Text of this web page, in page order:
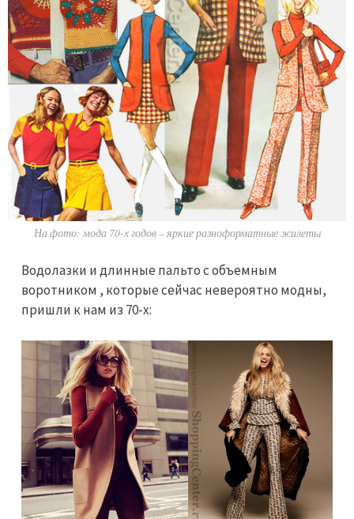
На фото: мода 70-х годов – яркие разноформатные жилеты
Водолазки и длинные пальто с объемным
воротником , которые сейчас невероятно модны,
пришли к нам из 70-х: